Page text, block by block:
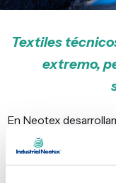
Textiles
extremo,
En Neotex
rendimiento
para
alfombras, cortinas,